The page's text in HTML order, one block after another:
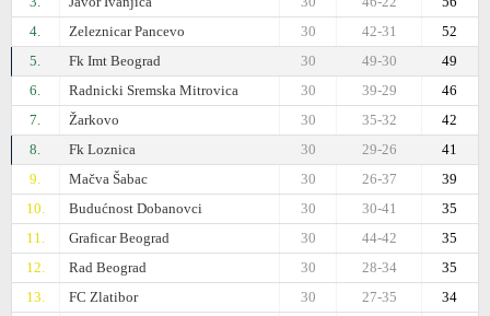
4.
Zeleznicar Pancevo 52
42-31
30
5.
Fk Imt Beograd 49
49-30
30
6.
Radnicki Sremska Mitrovica 46
39-29
30
7.
Žarkovo 42
35-32
30
8.
Fk Loznica 41
29-26
30
9.
Mačva Šabac 39
26-37
30
10.
Budućnost Dobanovci 35
30-41
30
11.
Graficar Beograd 35
44-42
30
12.
Rad Beograd 35
28-34
30
13.
FC Zlatibor 34
27-35
30